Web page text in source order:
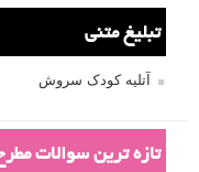
تبلیغ متنی
آتلیه کودک سروش
تازه ترین سوالات